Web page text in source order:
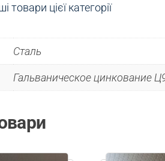
товари цієї категорії
Сталь
Гальваническое цинкование